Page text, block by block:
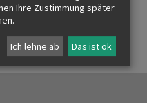
Ihre Zustimmung später
Ich lehne ab Das ist ok